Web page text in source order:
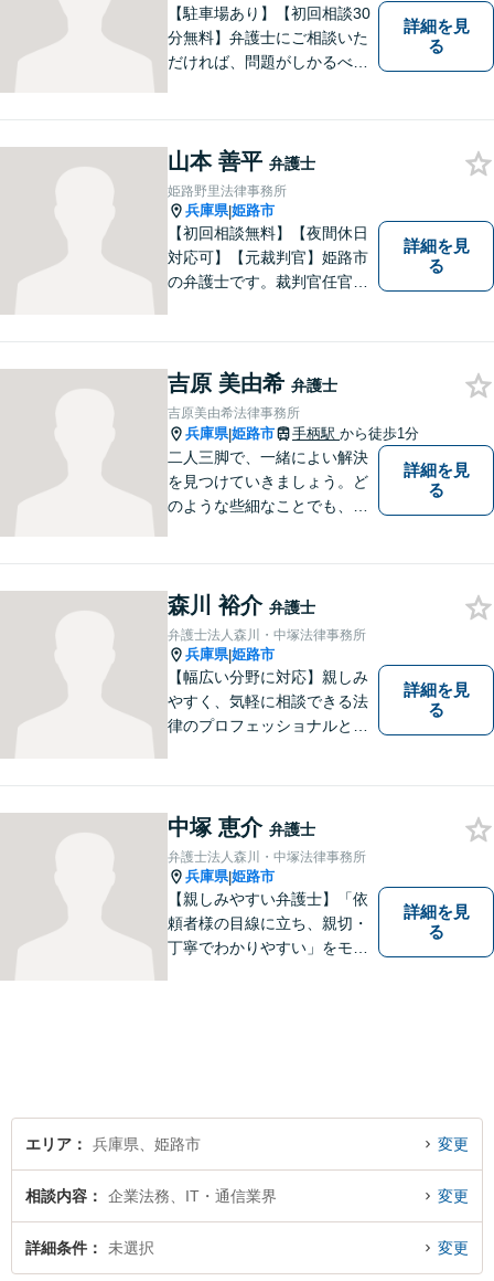
い。
【駐車場あり】【初回相談30
分無料】弁護士にご相談いた
だければ、問題がしかるべき
ら、お早めに弁護士にご相談
ください。
詳細を見
る
山本 善平 弁護士
姫路野里法律事務所
兵庫県|姫路市
【初回相談無料】【夜間休日
対応可】【元裁判官】姫路市
の弁護士です。裁判官任官２
詳細を見
る
吉原 美由希 弁護士
吉原美由希法律事務所
兵庫県|姫路市 手柄駅 から徒歩1分
二人三脚で、一緒によい解決
を見つけていきましょう。ど
のような些細なことでも、ま
詳細を見
る
森川 裕介 弁護士
弁護士法人森川・中塚法律事務所
兵庫県|姫路市
【幅広い分野に対応】親しみ
やすく、気軽に相談できる法
律のプロフェッショナルとし
でサポートいたします。些細
なことでもお気軽にご相談く
ださい。
詳細を見
る
中塚 恵介 弁護士
弁護士法人森川・中塚法律事務所
兵庫県|姫路市
【親しみやすい弁護士】「依
頼者様の目線に立ち、親切・
丁寧でわかりやすい」をモッ
ことがあります。
詳細を見
る
エリア 兵庫県、姫路市 変更
相談内容 企業法務、IT・通信業界 変更
詳細条件 未選択 変更